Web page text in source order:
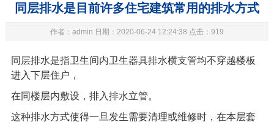
同层排水是目前许多住宅建筑常用的排水方式
作者：admin 日期：2020-06-24 12:24:38 点击：919
同层排水是指卫生间内卫生器具排水横支管均不穿越楼板
进入下层住户，
在同楼层内敷设，排入排水立管。
这种排水方式使得一旦发生需要清理或维修时，在本层套